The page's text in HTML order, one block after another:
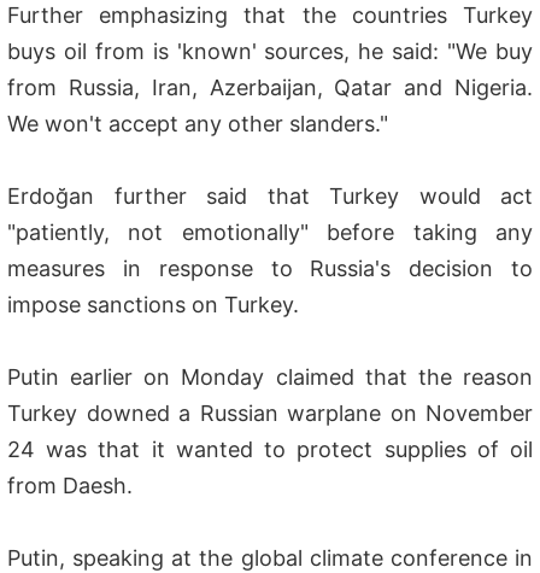
Further emphasizing that the countries Turkey
buys oil from is 'known' sources, he said: "We buy
from Russia, Iran, Azerbaijan, Qatar and Nigeria.
We won't accept any other slanders."
Erdoğan further said that Turkey would act
"patiently, not emotionally" before taking any
measures in response to Russia's decision to
impose sanctions on Turkey.
Putin earlier on Monday claimed that the reason
Turkey downed a Russian warplane on November
24 was that it wanted to protect supplies of oil
from Daesh.
Putin, speaking at the global climate conference in